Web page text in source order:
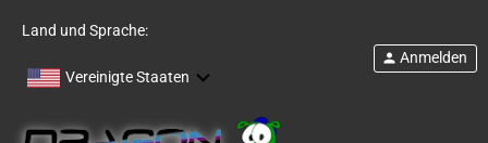
Land und Sprache:
Vereinigte Staaten
person Anmelden